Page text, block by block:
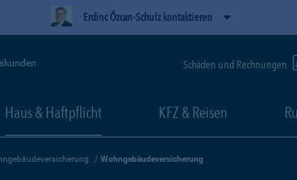
Erdinc Özcan-Schulz kontaktieren
Schäden und Rechnungen
Haus & Haftpflicht KFZ & Reisen
Wohngebäudeversicherung